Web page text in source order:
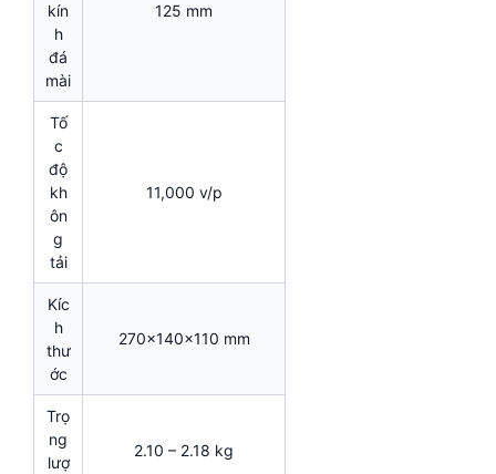
kín
h
đá
mài
125 mm
Tố
c
độ
kh
ôn
g
tải
11,000 v/p
Kíc
h
thư
ớc
270x140x110 mm
Trọ
ng
lượ
2.10 – 2.18 kg